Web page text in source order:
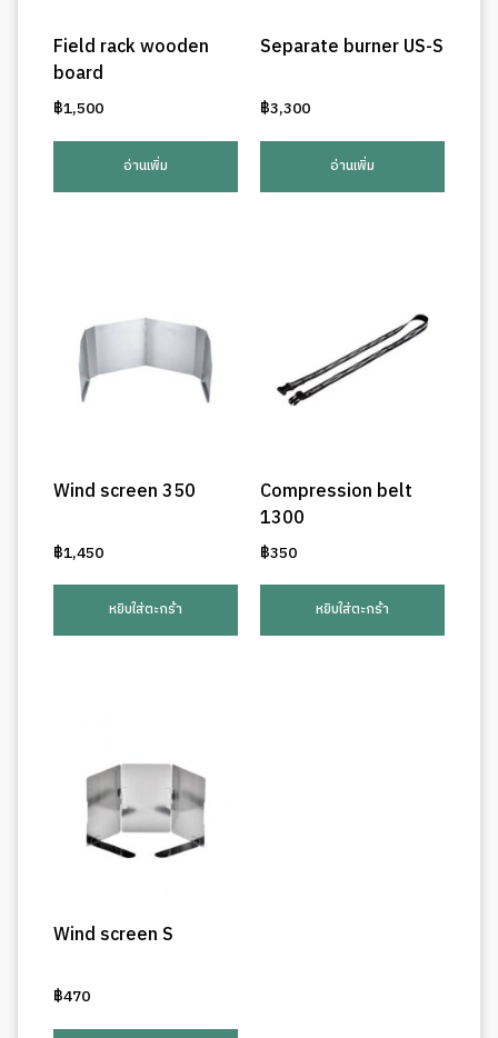
Field rack wooden
board
฿1,500
อ่านเพิ่ม
Separate burner US-S
฿3,300
อ่านเพิ่ม
Wind screen 350
฿1,450
หยิบใส่ตะกร้า
Compression belt
1300
฿350
หยิบใส่ตะกร้า
Wind screen S
฿470